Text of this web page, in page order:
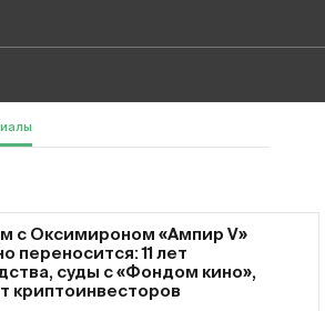
с Оксимироном «Ампир V»
переносится: 11 лет
суды с «Фондом кино»,
криптоинвесторов